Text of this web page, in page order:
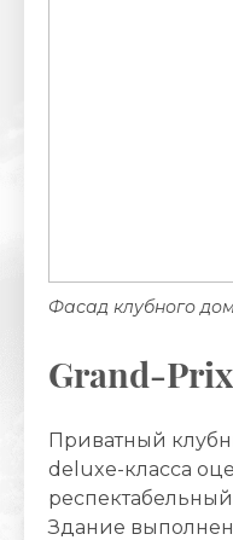
Фасад клубного
Grand-
Приватный
deluxe-класса
Здание